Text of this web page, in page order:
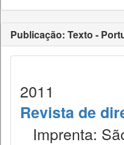
Publicação: Texto -
2011
Revista de
Imprenta: